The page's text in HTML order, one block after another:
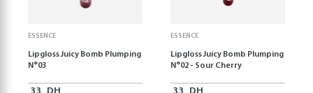
ESSENCE
Lipgloss Juicy Bomb Plumping
N°03
ESSENCE
Lipgloss Juicy Bomb Plumping
N°02 - Sour Cherry